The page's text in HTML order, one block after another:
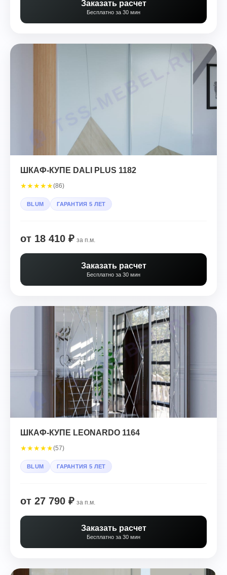
Заказать расчет
Бесплатно за 30 мин
ШКАФ-КУПЕ DALI PLUS 1182
★★★★★(86)
BLUM ГАРАНТИЯ 5 ЛЕТ
от 18 410 ₽ за п.м.
Заказать расчет
Бесплатно за 30 мин
ШКАФ-КУПЕ LEONARDO 1164
★★★★★(57)
BLUM ГАРАНТИЯ 5 ЛЕТ
от 27 790 ₽ за п.м.
Заказать расчет
Бесплатно за 30 мин